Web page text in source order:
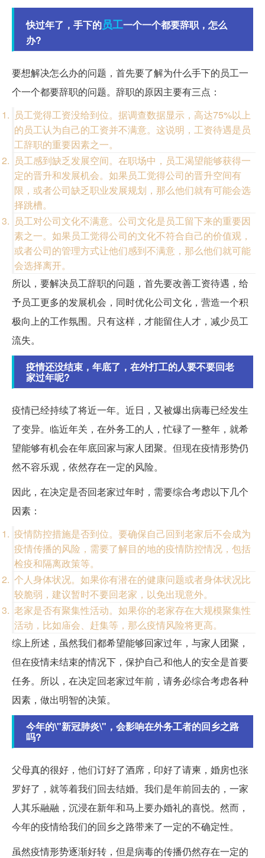
快过年了，手下的员工一个一个都要辞职，怎么
办?
要想解决怎么办的问题，首先要了解为什么手下的员工一
个一个都要辞职的问题。辞职的原因主要有三点：
员工觉得工资没给到位。据调查数据显示，高达75%以上
的员工认为自己的工资并不满意。这说明，工资待遇是员
工辞职的重要因素之一。
员工感到缺乏发展空间。在职场中，员工渴望能够获得一
定的晋升和发展机会。如果员工觉得公司的晋升空间有
限，或者公司缺乏职业发展规划，那么他们就有可能会选
择跳槽。
员工对公司文化不满意。公司文化是员工留下来的重要因
素之一。如果员工觉得公司的文化不符合自己的价值观，
或者公司的管理方式让他们感到不满意，那么他们就可能
会选择离开。
所以，要解决员工辞职的问题，首先要改善工资待遇，给
予员工更多的发展机会，同时优化公司文化，营造一个积
极向上的工作氛围。只有这样，才能留住人才，减少员工
流失。
疫情还没结束，年底了，在外打工的人要不要回老
家过年呢?
疫情已经持续了将近一年。近日，又被爆出病毒已经发生
了变异。临近年关，在外务工的人，忙碌了一整年，就希
望能够有机会在年底回家与家人团聚。但现在疫情形势仍
然不容乐观，依然存在一定的风险。
因此，在决定是否回老家过年时，需要综合考虑以下几个
因素：
疫情防控措施是否到位。要确保自己回到老家后不会成为
疫情传播的风险，需要了解目的地的疫情防控情况，包括
检疫和隔离政策等。
个人身体状况。如果你有潜在的健康问题或者身体状况比
较脆弱，建议暂时不要回老家，以免出现意外。
老家是否有聚集性活动。如果你的老家存在大规模聚集性
活动，比如庙会、赶集等，那么疫情风险将更高。
综上所述，虽然我们都希望能够回家过年，与家人团聚，
但在疫情未结束的情况下，保护自己和他人的安全是首要
任务。所以，在决定回老家过年前，请务必综合考虑各种
因素，做出明智的决策。
今年的\"新冠肺炎\"，会影响在外务工者的回乡之路
吗?
父母真的很好，他们订好了酒席，印好了请柬，婚房也张
罗好了，就等着我们回去结婚。我们是年前回去的，一家
人其乐融融，沉浸在新年和马上要办婚礼的喜悦。然而，
今年的疫情给我们的回乡之路带来了一定的不确定性。
虽然疫情形势逐渐好转，但是病毒的传播仍然存在一定的